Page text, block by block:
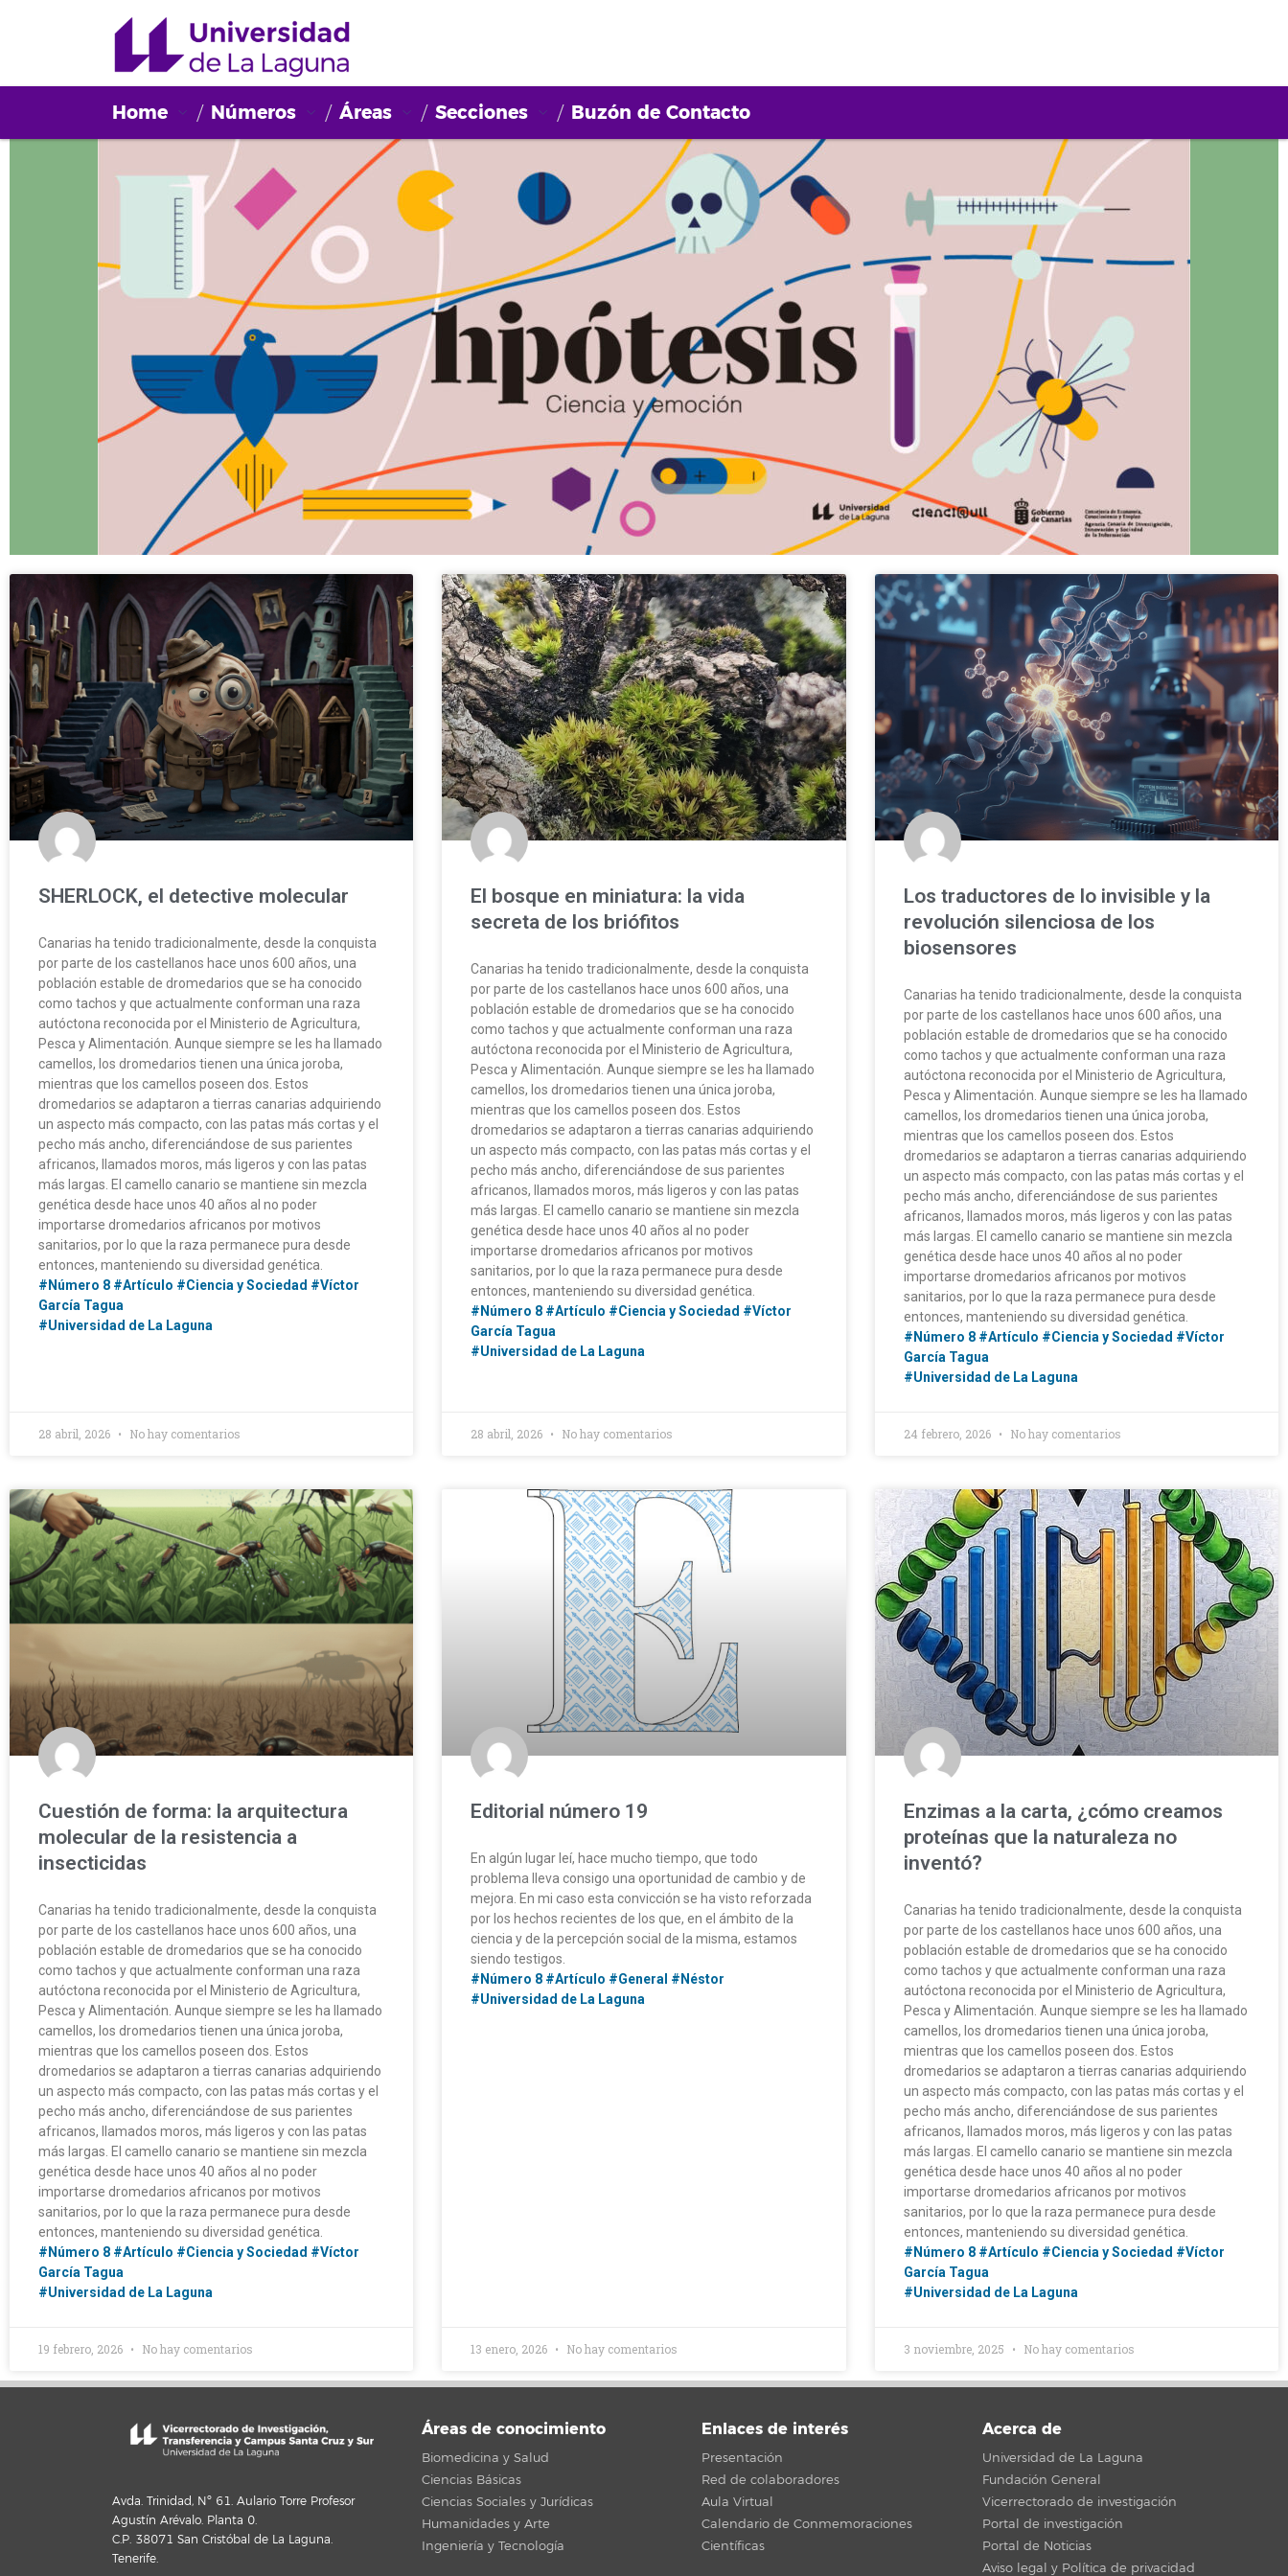
Home Números Áreas Secciones Buzón de Contacto
SHERLOCK, el detective molecular
Canarias ha tenido tradicionalmente, desde la conquista
por parte de los castellanos hace unos 600 años, una
población estable de dromedarios que se ha conocido
como tachos y que actualmente conforman una raza
autóctona reconocida por el Ministerio de Agricultura,
Pesca y Alimentación. Aunque siempre se les ha llamado
camellos, los dromedarios tienen una única joroba,
mientras que los camellos poseen dos. Estos
dromedarios se adaptaron a tierras canarias adquiriendo
un aspecto más compacto, con las patas más cortas y el
pecho más ancho, diferenciándose de sus parientes
africanos, llamados moros, más ligeros y con las patas
más largas. El camello canario se mantiene sin mezcla
genética desde hace unos 40 años al no poder
importarse dromedarios africanos por motivos
sanitarios, por lo que la raza permanece pura desde
entonces, manteniendo su diversidad genética.
#Número 8 #Artículo #Ciencia y Sociedad #Víctor
García Tagua
#Universidad de La Laguna
28 abril, 2026 No hay comentarios
El bosque en miniatura: la vida
secreta de los briófitos
Canarias ha tenido tradicionalmente, desde la conquista
por parte de los castellanos hace unos 600 años, una
población estable de dromedarios que se ha conocido
como tachos y que actualmente conforman una raza
autóctona reconocida por el Ministerio de Agricultura,
Pesca y Alimentación. Aunque siempre se les ha llamado
camellos, los dromedarios tienen una única joroba,
mientras que los camellos poseen dos. Estos
dromedarios se adaptaron a tierras canarias adquiriendo
un aspecto más compacto, con las patas más cortas y el
pecho más ancho, diferenciándose de sus parientes
africanos, llamados moros, más ligeros y con las patas
más largas. El camello canario se mantiene sin mezcla
genética desde hace unos 40 años al no poder
importarse dromedarios africanos por motivos
sanitarios, por lo que la raza permanece pura desde
entonces, manteniendo su diversidad genética.
#Número 8 #Artículo #Ciencia y Sociedad #Víctor
García Tagua
#Universidad de La Laguna
28 abril, 2026 No hay comentarios
Los traductores de lo invisible y la
revolución silenciosa de los
biosensores
Canarias ha tenido tradicionalmente, desde la conquista
por parte de los castellanos hace unos 600 años, una
población estable de dromedarios que se ha conocido
como tachos y que actualmente conforman una raza
autóctona reconocida por el Ministerio de Agricultura,
Pesca y Alimentación. Aunque siempre se les ha llamado
camellos, los dromedarios tienen una única joroba,
mientras que los camellos poseen dos. Estos
dromedarios se adaptaron a tierras canarias adquiriendo
un aspecto más compacto, con las patas más cortas y el
pecho más ancho, diferenciándose de sus parientes
africanos, llamados moros, más ligeros y con las patas
más largas. El camello canario se mantiene sin mezcla
genética desde hace unos 40 años al no poder
importarse dromedarios africanos por motivos
sanitarios, por lo que la raza permanece pura desde
entonces, manteniendo su diversidad genética.
#Número 8#Artículo #Ciencia y Sociedad #Víctor
García Tagua
#Universidad de La Laguna
24 febrero, 2026 No hay comentarios
Cuestión de forma: la arquitectura
molecular de la resistencia a
insecticidas
Canarias ha tenido tradicionalmente, desde la conquista
por parte de los castellanos hace unos 600 años, una
población estable de dromedarios que se ha conocido
como tachos y que actualmente conforman una raza
autóctona reconocida por el Ministerio de Agricultura,
Pesca y Alimentación. Aunque siempre se les ha llamado
camellos, los dromedarios tienen una única joroba,
mientras que los camellos poseen dos. Estos
dromedarios se adaptaron a tierras canarias adquiriendo
un aspecto más compacto, con las patas más cortas y el
pecho más ancho, diferenciándose de sus parientes
africanos, llamados moros, más ligeros y con las patas
más largas. El camello canario se mantiene sin mezcla
genética desde hace unos 40 años al no poder
importarse dromedarios africanos por motivos
sanitarios, por lo que la raza permanece pura desde
entonces, manteniendo su diversidad genética.
#Número 8 #Artículo #Ciencia y Sociedad #Víctor
García Tagua
#Universidad de La Laguna
19 febrero, 2026 No hay comentarios
Editorial número 19
En algún lugar leí, hace mucho tiempo, que todo
problema lleva consigo una oportunidad de cambio y de
mejora. En mi caso esta convicción se ha visto reforzada
por los hechos recientes de los que, en el ámbito de la
ciencia y de la percepción social de la misma, estamos
siendo testigos.
#Número 8 #Artículo #General #Néstor
#Universidad de La Laguna
13 enero, 2026 No hay comentarios
Enzimas a la carta, ¿cómo creamos
proteínas que la naturaleza no
inventó?
Canarias ha tenido tradicionalmente, desde la conquista
por parte de los castellanos hace unos 600 años, una
población estable de dromedarios que se ha conocido
como tachos y que actualmente conforman una raza
autóctona reconocida por el Ministerio de Agricultura,
Pesca y Alimentación. Aunque siempre se les ha llamado
camellos, los dromedarios tienen una única joroba,
mientras que los camellos poseen dos. Estos
dromedarios se adaptaron a tierras canarias adquiriendo
un aspecto más compacto, con las patas más cortas y el
pecho más ancho, diferenciándose de sus parientes
africanos, llamados moros, más ligeros y con las patas
más largas. El camello canario se mantiene sin mezcla
genética desde hace unos 40 años al no poder
importarse dromedarios africanos por motivos
sanitarios, por lo que la raza permanece pura desde
entonces, manteniendo su diversidad genética.
#Número 8#Artículo #Ciencia y Sociedad #Víctor
García Tagua
#Universidad de La Laguna
3 noviembre, 2025 No hay comentarios
Avda. Trinidad, Nº 61. Aulario Torre Profesor
Agustín Arévalo. Planta 0.
C.P. 38071 San Cristóbal de La Laguna.
Tenerife.
Áreas de conocimiento
Biomedicina y Salud
Ciencias Básicas
Ciencias Sociales y Jurídicas
Humanidades y Arte
Ingeniería y Tecnología
Enlaces de interés
Presentación
Red de colaboradores
Aula Virtual
Calendario de Conmemoraciones
Científicas
Acerca de
Universidad de La Laguna
Fundación General
Vicerrectorado de investigación
Portal de investigación
Portal de Noticias
Aviso legal y Política de privacidad